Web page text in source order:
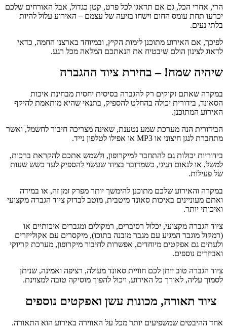
הרי, אחרי הכל, גם אם תדאגו לכל פרט, קטן כגדול, אבל האורחים שלכם
יכרעו תחת עומס החום וישחו בזיעה של עצמם – האירוע עלול להיות
בלתי נעים.
לפיכך, אם האירוע מתוכנן לימות הקיץ, ובמיוחד בארצנו החמה, כדאי
לדאוג לצינון הולם שיבטיח את הנאתכם המלאה מכל רגע.
שיהיה שמח! – בחירת ציוד ההגברה
במקרה שאתם זקוקים רק להגברה בסיסית יחסית מבחינת איכות
הסאונד, בידורית יכולה בהחלט להספיק, בתנאי שהיא מותאמת להיקף
האירוע המתוכנן.
הבידורית הנה מערכת שמע נטענת, שאינה מצריכה חיבור לחשמל, ואשר
מתחברת לנגן חיצוני או MP3 או אפילו לטלפון נייד.
בידוריות יכולות גם להתחבר למיקרופון, ולשמש אתכם להקראת ברכות,
למשל, או לנאום חגיגי, כשמדובר בציוד שעשוי להספיק לעד כשש שעות
של פעילות.
במקרה והאירוע שלכם מתוכנן להימשך יותר מפרק זמן זה, או במידה
ואתם מעוניינים באיכות סאונד מיטבית, מוטב לבדוק ציוד הגברה מקצועי
ואיכותי יותר.
ציוד הגברה מקצועי, יכלול רסיברים, רמקולים ומגברים איכותיים או
(רמקול מוגבר המגיע עם מגבר מובנה בתוכו), מיקסרים עם אקולייזרים
ולעתים גם אפקטים מיוחדים, אפשרות לחיבור מיקרופון, מערכת קריוקי
ואביזרים נוספים.
ציוד הגברה טוב ייתן לכם חוויית סאונד מעולה, רציפה ואמינה, שניתן
לסמוך עליה, לאורך כל האירוע, ויכול להפוך מוסיקה טובה למצוינת.
ציוד תאורה, מכונות עשן ואפקטים נוספים
אחד ההיבטים שמשפיעים יותר מכל על האווירה באירוע הוא התאורה.